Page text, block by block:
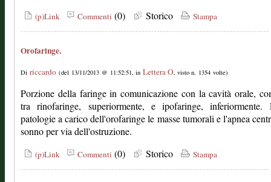
(p)Link Commenti (0) Storico Stampa
Orofaringe.
Di riccardo (del 13/11/2013 @ 11:52:51, in Lettera O, visto n. 1354 volte)
Porzione della faringe in comunicazione con la cavità orale,
tra rinofaringe, superiormente, e ipofaringe, inferiormente.
patologie a carico dell'orofaringe le masse tumorali e l'apnea
sonno per via dell'ostruzione.
(p)Link Commenti (0) Storico Stampa